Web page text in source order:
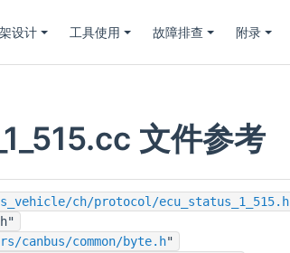
设计 工具使用 故障排查 附录
文件参考
ch/protocol/ecu_status_1_515.h
canbus/common/byte.h"